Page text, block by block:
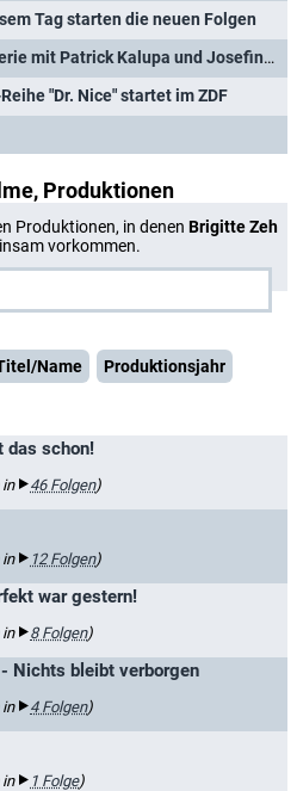
Tag starten die neuen Folgen
"Dr. Nice": ZDF-Serie mit Patrick Kalupa und Josefine Preuß geht weiter
"Dr. Nice" startet im ZDF
Produktionen
Produktionen, in denen Brigitte Zeh
vorkommen.
Name
Produktionsjahr
das schon!
in 46 Folgen)
in 12 Folgen)
war gestern!
in 8 Folgen)
Nichts bleibt verborgen
in 4 Folgen)
in 1 Folge)